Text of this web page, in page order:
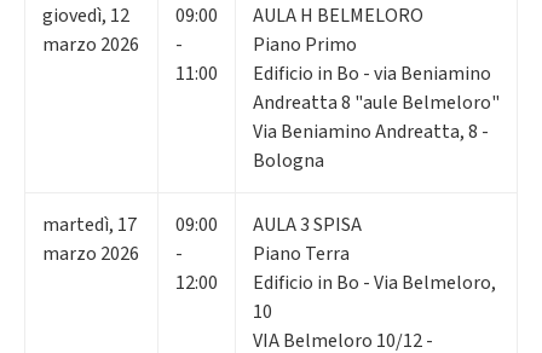
giovedì, 12
marzo 2026
09:00
-
11:00
AULA H BELMELORO
Piano Primo
Edificio in Bo - via Beniamino
Andreatta 8 "aule Belmeloro"
Via Beniamino Andreatta, 8 -
Bologna
martedì, 17
marzo 2026
09:00
-
12:00
AULA 3 SPISA
Piano Terra
Edificio in Bo - Via Belmeloro,
10
VIA Belmeloro 10/12 -